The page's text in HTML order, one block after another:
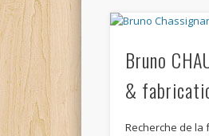
Bruno
&
Recherche de